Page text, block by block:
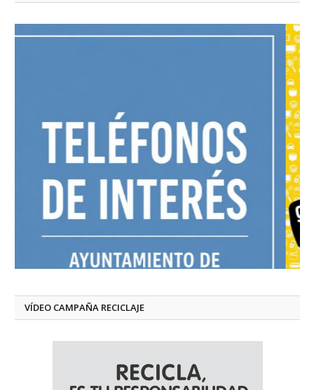
VÍDEO CAMPAÑA RECICLAJE